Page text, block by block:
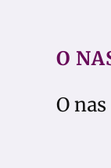
Linki
O
O nas